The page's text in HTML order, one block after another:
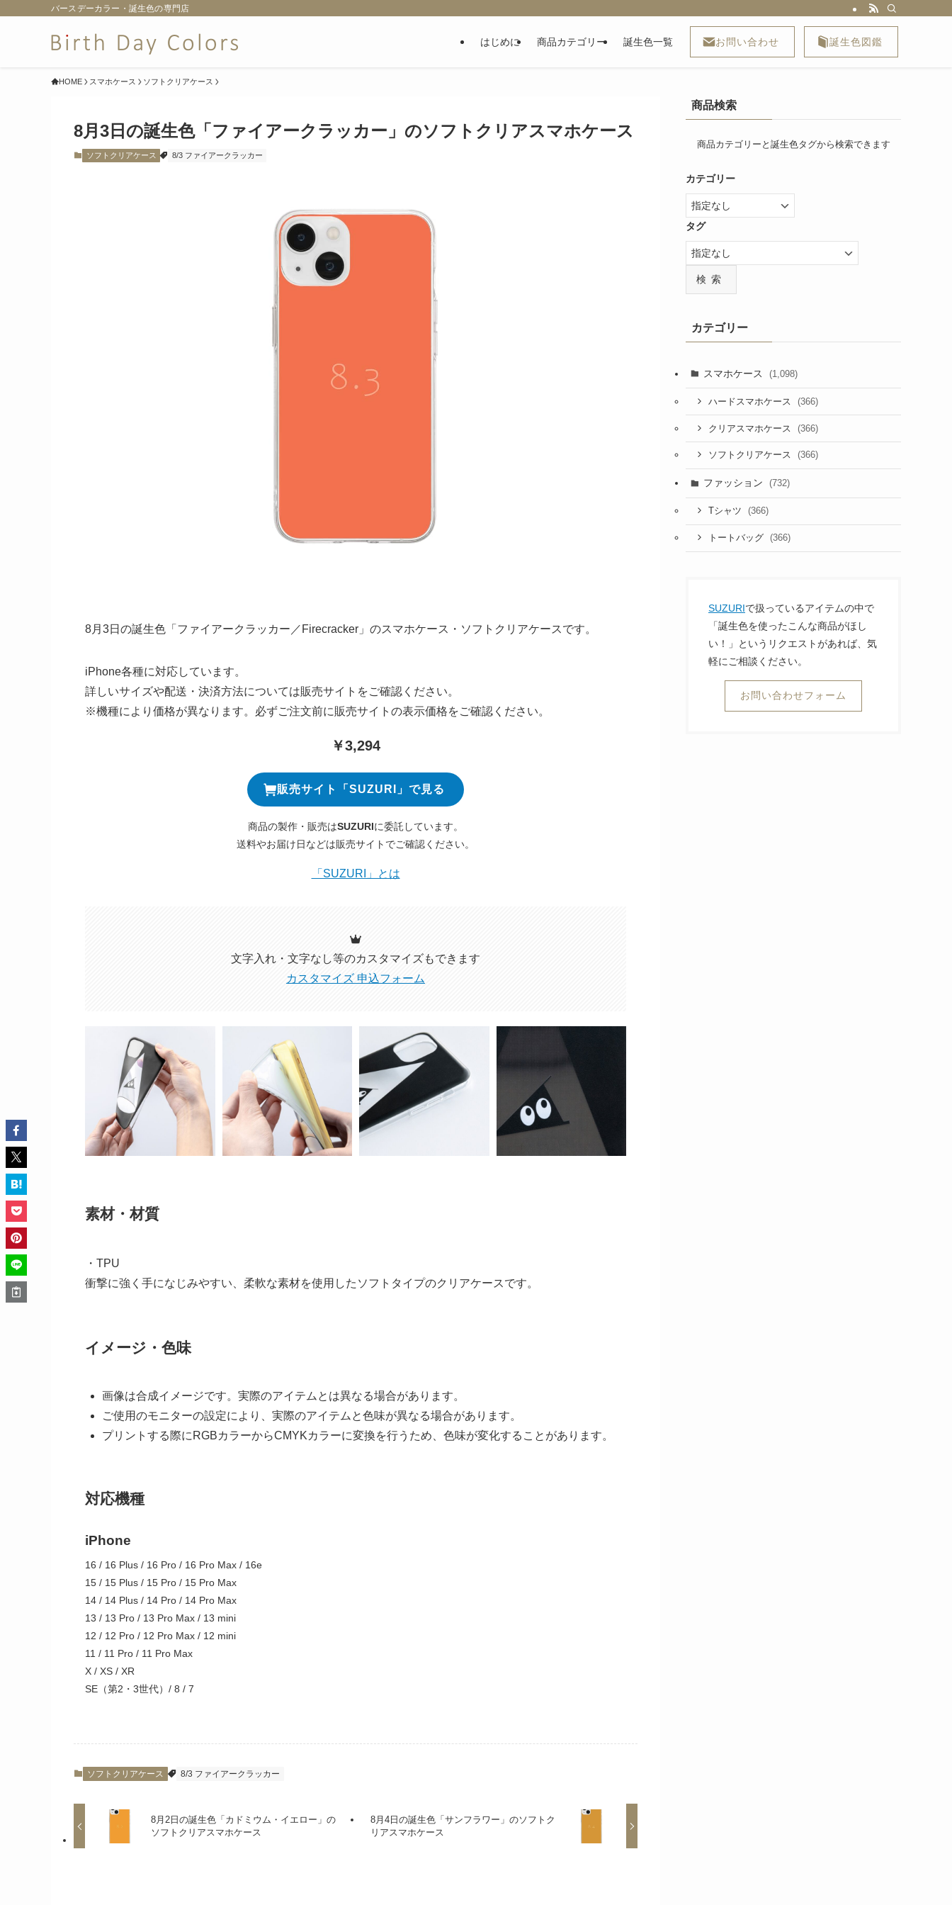
バースデーカラー・誕生色の専門店
はじめに 商品カテゴリー 誕生色一覧 お問い合わせ 誕生色図鑑
HOME スマホケース ソフトクリアケース
8月3日の誕生色「ファイアークラッカー」のソフトクリアスマホケース
ソフトクリアケース 8/3 ファイアークラッカー
8月3日の誕生色「ファイアークラッカー／Firecracker」のスマホケース・ソフトクリアケースです。
iPhone各種に対応しています。
詳しいサイズや配送・決済方法については販売サイトをご確認ください。
※機種により価格が異なります。必ずご注文前に販売サイトの表示価格をご確認ください。
￥3,294
販売サイト「SUZURI」で見る
商品の製作・販売はSUZURIに委託しています。
送料やお届け日などは販売サイトでご確認ください。
「SUZURI」とは
文字入れ・文字なし等のカスタマイズもできます
カスタマイズ 申込フォーム
素材・材質
・TPU
衝撃に強く手になじみやすい、柔軟な素材を使用したソフトタイプのクリアケースです。
イメージ・色味
画像は合成イメージです。実際のアイテムとは異なる場合があります。
ご使用のモニターの設定により、実際のアイテムと色味が異なる場合があります。
プリントする際にRGBカラーからCMYKカラーに変換を行うため、色味が変化することがあります。
対応機種
iPhone
16 / 16 Plus / 16 Pro / 16 Pro Max / 16e
15 / 15 Plus / 15 Pro / 15 Pro Max
14 / 14 Plus / 14 Pro / 14 Pro Max
13 / 13 Pro / 13 Pro Max / 13 mini
12 / 12 Pro / 12 Pro Max / 12 mini
11 / 11 Pro / 11 Pro Max
X / XS / XR
SE（第2・3世代）/ 8 / 7
ソフトクリアケース 8/3 ファイアークラッカー
8月2日の誕生色「カドミウム・イエロー」の
ソフトクリアスマホケース
8月4日の誕生色「サンフラワー」のソフトク
リアスマホケース
商品検索
商品カテゴリーと誕生色タグから検索できます
カテゴリー
タグ
検索
カテゴリー
スマホケース (1,098)
ハードスマホケース (366)
クリアスマホケース (366)
ソフトクリアケース (366)
ファッション (732)
Tシャツ (366)
トートバッグ (366)
SUZURIで扱っているアイテムの中で
「誕生色を使ったこんな商品がほし
い！」というリクエストがあれば、気
軽にご相談ください。
お問い合わせフォーム